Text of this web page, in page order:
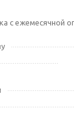
с ежемесячной